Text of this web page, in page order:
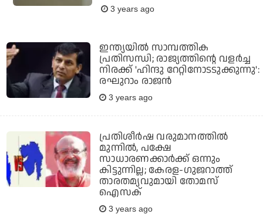
3 years ago
ഇന്ത്യയില്‍ സാമ്പത്തിക
പ്രതിസന്ധി; രാജ്യത്തിന്റെ വളര്‍ച്ച
നിരക്ക് 'ഹിന്ദു റേറ്റിനോടടുക്കുന്നു':
രഘുറാം രാജന്‍
3 years ago
പ്രതിശീര്‍ഷ വരുമാനത്തില്‍
മുന്നില്‍, പക്ഷേ
സാധാരണക്കാര്‍ക്ക് ഒന്നും
കിട്ടുന്നില്ല; കേരള-ഗുജറാത്ത്
താരതമ്യവുമായി തോമസ്
ഐസക്
3 years ago